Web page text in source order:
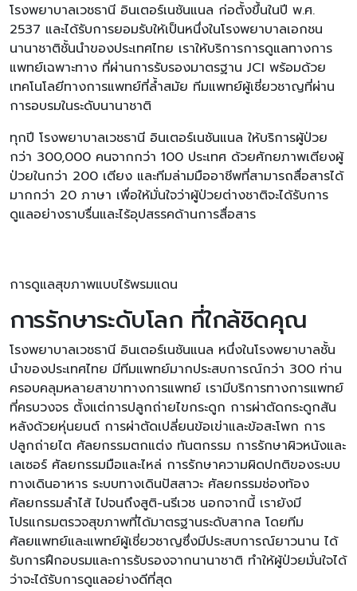
โรงพยาบาลเวชธานี อินเตอร์เนชันแนล ก่อตั้งขึ้นในปี พ.ศ.
2537 และได้รับการยอมรับให้เป็นหนึ่งในโรงพยาบาลเอกชน
นานาชาติชั้นนำของประเทศไทย เราให้บริการการดูแลทางการ
แพทย์เฉพาะทาง ที่ผ่านการรับรองมาตรฐาน JCI พร้อมด้วย
เทคโนโลยีทางการแพทย์ที่ล้ำสมัย ทีมแพทย์ผู้เชี่ยวชาญที่ผ่าน
การอบรมในระดับนานาชาติ
ทุกปี โรงพยาบาลเวชธานี อินเตอร์เนชันแนล ให้บริการผู้ป่วย
กว่า 300,000 คนจากกว่า 100 ประเทศ ด้วยศักยภาพเตียงผู้
ป่วยในกว่า 200 เตียง และทีมล่ามมืออาชีพที่สามารถสื่อสารได้
มากกว่า 20 ภาษา เพื่อให้มั่นใจว่าผู้ป่วยต่างชาติจะได้รับการ
ดูแลอย่างราบรื่นและไร้อุปสรรคด้านการสื่อสาร
การดูแลสุขภาพแบบไร้พรมแดน
การรักษาระดับโลก ที่ใกล้ชิดคุณ
โรงพยาบาลเวชธานี อินเตอร์เนชันแนล หนึ่งในโรงพยาบาลชั้น
นำของประเทศไทย มีทีมแพทย์มากประสบการณ์กว่า 300 ท่าน
ครอบคลุมหลายสาขาทางการแพทย์ เรามีบริการทางการแพทย์
ที่ครบวงจร ตั้งแต่การปลูกถ่ายไขกระดูก การผ่าตัดกระดูกสัน
หลังด้วยหุ่นยนต์ การผ่าตัดเปลี่ยนข้อเข่าและข้อสะโพก การ
ปลูกถ่ายไต ศัลยกรรมตกแต่ง ทันตกรรม การรักษาผิวหนังและ
เลเซอร์ ศัลยกรรมมือและไหล่ การรักษาความผิดปกติของระบบ
ทางเดินอาหาร ระบบทางเดินปัสสาวะ ศัลยกรรมช่องท้อง
ศัลยกรรมลำไส้ ไปจนถึงสูติ-นรีเวช นอกจากนี้ เรายังมี
โปรแกรมตรวจสุขภาพที่ได้มาตรฐานระดับสากล โดยทีม
ศัลยแพทย์และแพทย์ผู้เชี่ยวชาญซึ่งมีประสบการณ์ยาวนาน ได้
รับการฝึกอบรมและการรับรองจากนานาชาติ ทำให้ผู้ป่วยมั่นใจได้
ว่าจะได้รับการดูแลอย่างดีที่สุด